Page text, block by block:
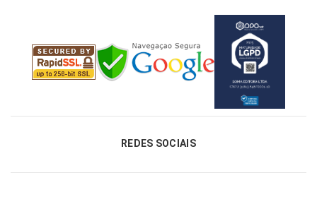
REDES SOCIAIS